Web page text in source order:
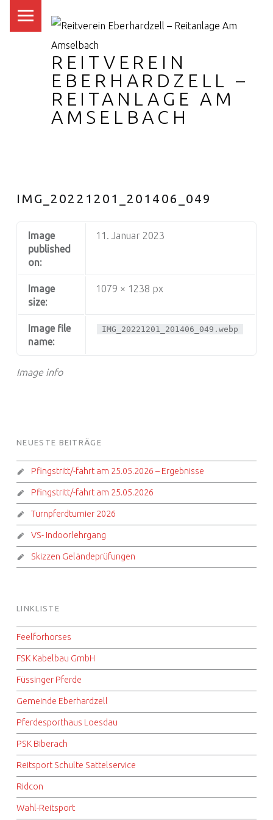
REITVEREIN
EBERHARDZELL –
REITANLAGE AM
AMSELBACH
IMG_20221201_201406_049
Image info
Image
published
on:
11. Januar 2023
Image
size:
1079 × 1238 px
Image file
name:
IMG_20221201_201406_049.webp
FOOTER SIDEBAR
NEUESTE BEITRÄGE
Pfingstritt/-fahrt am 25.05.2026 – Ergebnisse
Pfingstritt/-fahrt am 25.05.2026
Turnpferdturnier 2026
VS- Indoorlehrgang
Skizzen Geländeprüfungen
LINKLISTE
Feelforhorses
FSK Kabelbau GmbH
Füssinger Pferde
Gemeinde Eberhardzell
Pferdesporthaus Loesdau
PSK Biberach
Reitsport Schulte Sattelservice
Ridcon
Wahl-Reitsport